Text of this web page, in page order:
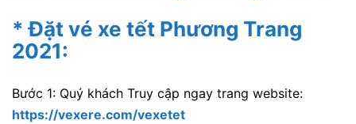
* Đặt vé xe tết Phương Trang
2021:
Bước 1: Quý khách Truy cập ngay trang website:
https://vexere.com/vexetet